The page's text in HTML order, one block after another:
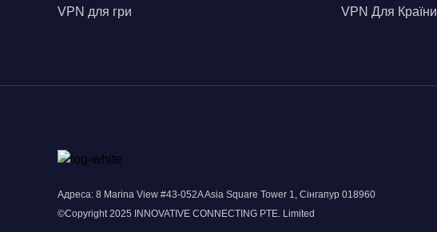
VPN для гри
VPN Для Країни
Адреса: 8 Marina View #43-052A Asia Square Tower 1, Сінгапур 018960
©Copyright 2025 INNOVATIVE CONNECTING PTE. Limited